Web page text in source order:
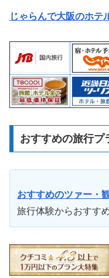
じゃらんで大阪のホテ
おすすめの旅行プ
おすすめのツァー・
旅行体験からおすす